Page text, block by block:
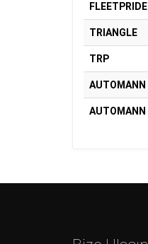
FLEETPRIDE
TRIANGLE
TRP
AUTOMANN
AUTOMANN